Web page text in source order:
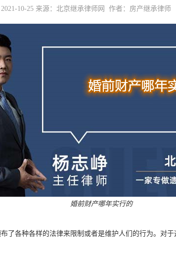
2021-10-25 来源： 北京继承律师网 作者：房产继承律师
婚前财产哪年实行的
了各种各样的法律来限制或者是维护人们的行为。对